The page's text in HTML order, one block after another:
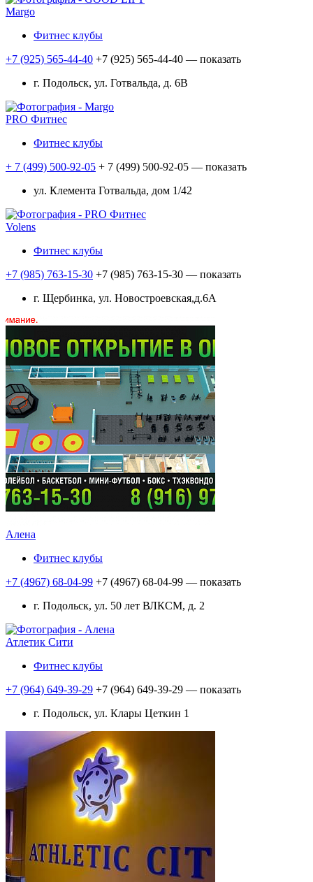
Margo
Фитнес клубы
+7 (925) 565-44-40 +7 (925) 565-44-40 — показать
г. Подольск, ул. Готвальда, д. 6В
PRO Фитнес
Фитнес клубы
+ 7 (499) 500-92-05 + 7 (499) 500-92-05 — показать
ул. Клемента Готвальда, дом 1/42
Volens
Фитнес клубы
+7 (985) 763-15-30 +7 (985) 763-15-30 — показать
г. Щербинка, ул. Новостроевская,д.6А
Алена
Фитнес клубы
+7 (4967) 68-04-99 +7 (4967) 68-04-99 — показать
г. Подольск, ул. 50 лет ВЛКСМ, д. 2
Атлетик Сити
Фитнес клубы
+7 (964) 649-39-29 +7 (964) 649-39-29 — показать
г. Подольск, ул. Клары Цеткин 1